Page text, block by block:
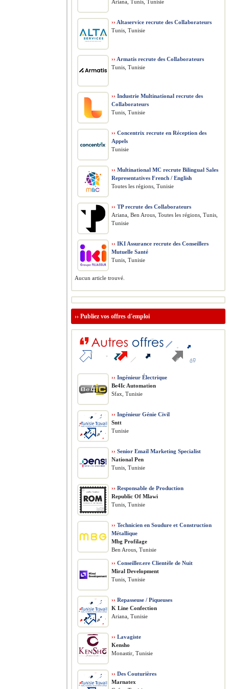
Ariana, Tunis, Tunisie
›› Altaservice recrute des Collaborateurs
Tunis, Tunisie
›› Armatis recrute des Collaborateurs
Tunis, Tunisie
›› Industrie Multinational recrute des
Collaborateurs
Tunis, Tunisie
›› Concentrix recrute en Réception des
Appels
Tunisie
›› Multinational MC recrute Bilingual Sales
Representatives French / English
Toutes les régions, Tunisie
›› TP recrute des Collaborateurs
Ariana, Ben Arous, Toutes les régions, Tunis,
Tunisie
›› IKI Assurance recrute des Conseillers
Mutuelle Santé
Tunis, Tunisie
Aucun article trouvé.
›› Publiez vos offres d'emploi
›› Ingénieur Électrique
Be4Ic Automation
Sfax, Tunisie
›› Ingénieur Génie Civil
Sntt
Tunisie
›› Senior Email Marketing Specialist
National Pen
Tunis, Tunisie
›› Responsable de Production
Republic Of Mlawi
Tunis, Tunisie
›› Technicien en Soudure et Construction
Métallique
Mbg Profilage
Ben Arous, Tunisie
›› Conseiller.ere Clientèle de Nuit
Miral Development
Tunis, Tunisie
›› Repasseuse / Piqueuses
K Line Confection
Ariana, Tunisie
›› Lavagiste
Kensho
Monastir, Tunisie
›› Des Couturières
Marnatex